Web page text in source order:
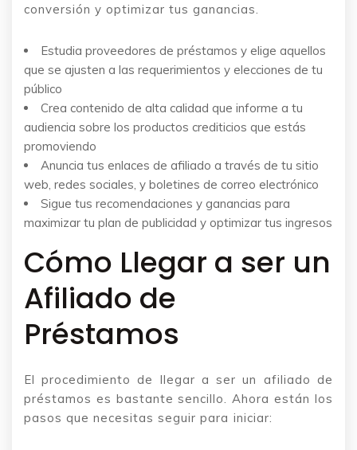
conversión y optimizar tus ganancias.
Estudia proveedores de préstamos y elige aquellos
que se ajusten a las requerimientos y elecciones de tu
público
Crea contenido de alta calidad que informe a tu
audiencia sobre los productos crediticios que estás
promoviendo
Anuncia tus enlaces de afiliado a través de tu sitio
web, redes sociales, y boletines de correo electrónico
Sigue tus recomendaciones y ganancias para
maximizar tu plan de publicidad y optimizar tus ingresos
Cómo Llegar a ser un
Afiliado de
Préstamos
El procedimiento de llegar a ser un afiliado de
préstamos es bastante sencillo. Ahora están los
pasos que necesitas seguir para iniciar: